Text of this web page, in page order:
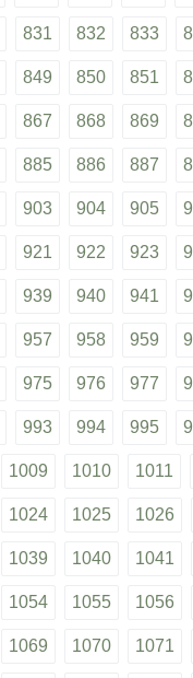
831 832 833
849 850 851
867 868 869
885 886 887
903 904 905
921 922 923
939 940 941
957 958 959
975 976 977
993 994 995
1009 1010 1011
1024 1025 1026
1039 1040 1041
1054 1055 1056
1069 1070 1071